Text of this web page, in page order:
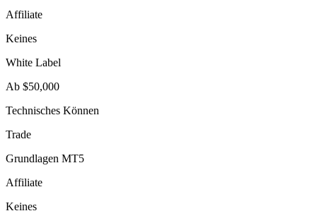
Affiliate
Keines
White Label
Ab $50,000
Technisches Können
Trade
Grundlagen MT5
Affiliate
Keines